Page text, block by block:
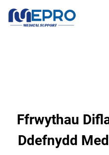
Ffrwythau
Ddefnydd